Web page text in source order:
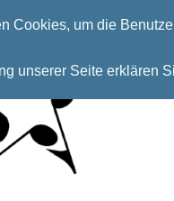
Cookies, um die
unserer Seite erklären